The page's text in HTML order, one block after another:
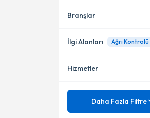
Melikgazi
Kocasinan
Konumuma yakın uzmanları
Branşlar
Fizyoterapi
İlgi Alanları Ağrı Kontrolü
Ağrı
Hizmetler
Mezuniyet
Daha Fazla Filtre